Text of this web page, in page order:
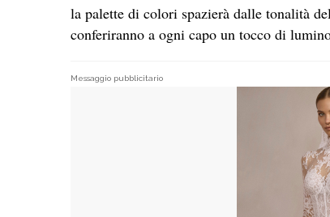
la palette di colori spazierà dalle tonalità
conferiranno a ogni capo un tocco di
Messaggio pubblicitario